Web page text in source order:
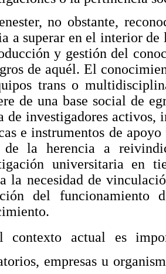
no obstante,
a superar en el interior de
y gestión del
de aquél. El
trans o
de una base social de
de investigadores activos,
e instrumentos de
de la herencia a
universitaria en
la necesidad de
del funcionamiento
contexto actual es
empresas u